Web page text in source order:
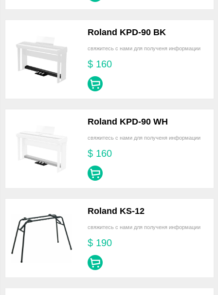
Roland KPD-90 BK
свяжитесь с нами для полученя информации
$ 160
Roland KPD-90 WH
свяжитесь с нами для полученя информации
$ 160
Roland KS-12
свяжитесь с нами для полученя информации
$ 190